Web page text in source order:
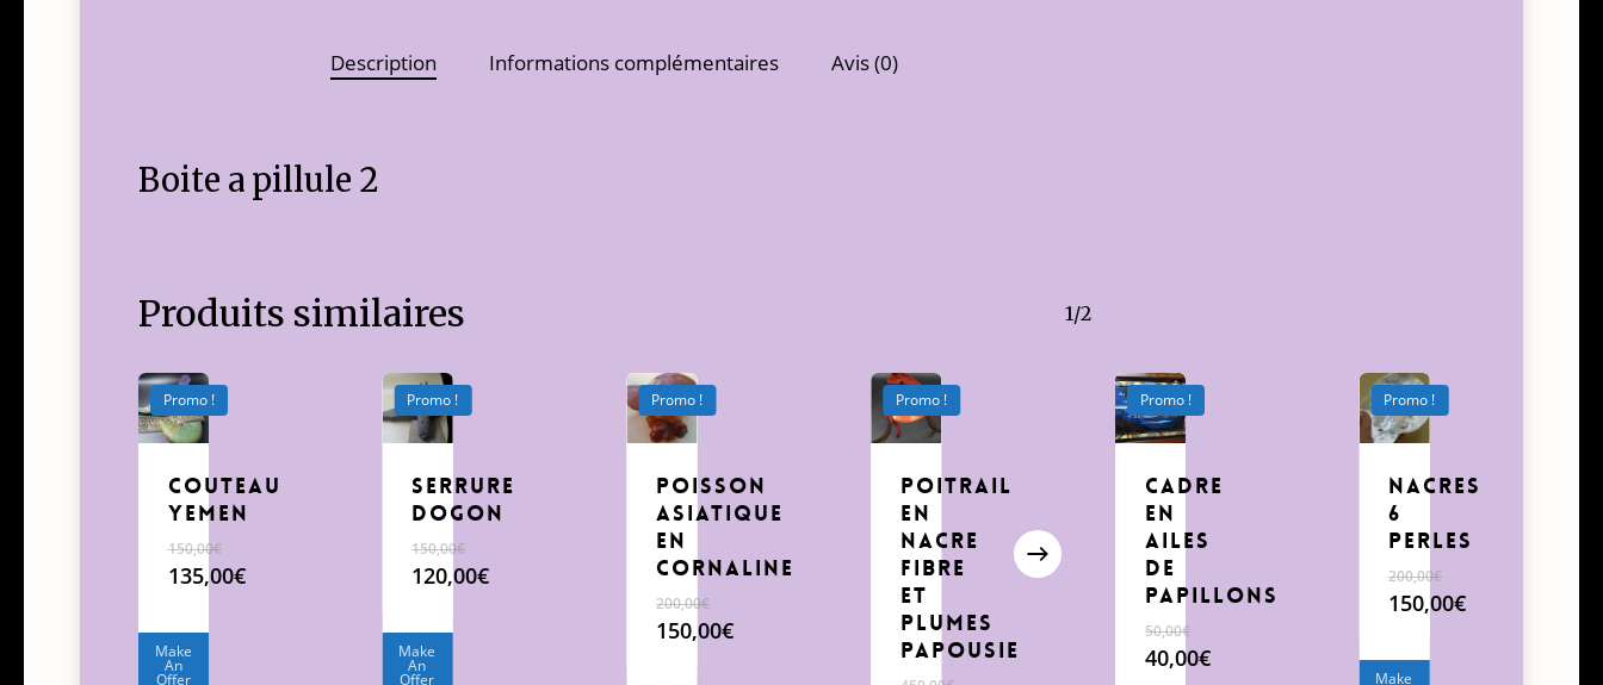
Description Informations complémentaires Avis (0)
Boite a pillule 2
Produits similaires 1/2
Promo !
Couteau
Yemen
150,00€
Le
initial
était :
150,00€.
135,00€
prix
actuel
est :
Make
An
Offer
Promo !
Serrure
Dogon
150,00€
Le
initial
était :
150,00€.
120,00€
prix
actuel
est :
Make
An
Offer
Promo !
Poisson
asiatique
en
cornaline
200,00€
Le
150,00€
Promo !
poitrail
en
nacre
fibre
et
plumes
Papousie
Promo !
cadre
en
ailes
de
papillons
50,00€
Le
40,00€
Promo !
Nacres
6
perles
200,00€
Le
initial
150,00€
prix
Make